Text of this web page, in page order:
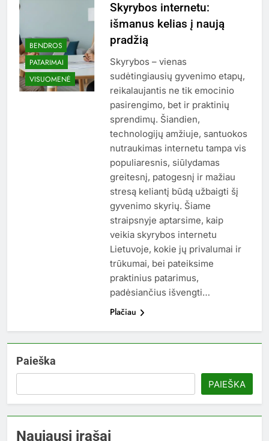
BENDROS
PATARIMAI
VISUOMENĖ
Skyrybos internetu:
išmanus kelias į naują
pradžią
Skyrybos – vienas
sudėtingiausių gyvenimo etapų,
reikalaujantis ne tik emocinio
pasirengimo, bet ir praktinių
sprendimų. Šiandien,
technologijų amžiuje, santuokos
nutraukimas internetu tampa vis
populiaresnis, siūlydamas
greitesnį, patogesnį ir mažiau
stresą keliantį būdą užbaigti šį
gyvenimo skyrių. Šiame
straipsnyje aptarsime, kaip
veikia skyrybos internetu
Lietuvoje, kokie jų privalumai ir
trūkumai, bei pateiksime
praktinius patarimus,
padėsiančius išvengti…
Plačiau
Paieška
PAIEŠKA
Naujausi įrašai